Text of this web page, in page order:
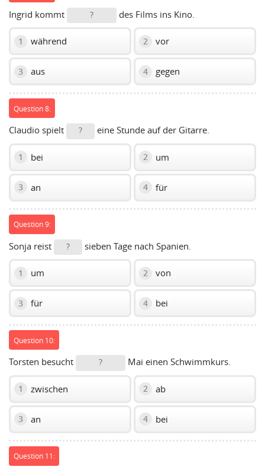
Ingrid kommt ? des Films ins Kino.
1 während 2 vor
3 aus 4 gegen
Question 8:
Claudio spielt ? eine Stunde auf der Gitarre.
1 bei 2 um
3 an 4 für
Question 9:
Sonja reist ? sieben Tage nach Spanien.
1 um 2 von
3 für 4 bei
Question 10:
Torsten besucht ? Mai einen Schwimmkurs.
1 zwischen 2 ab
3 an 4 bei
Question 11: